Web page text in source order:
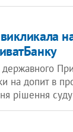
на допит в
рішення